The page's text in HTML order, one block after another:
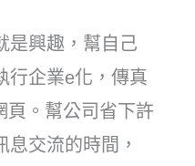
是興趣，幫自己
行企業e化，傳真
頁。幫公司省下許
交流的時間，